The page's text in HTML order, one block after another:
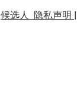
候选人 隐私声明 |